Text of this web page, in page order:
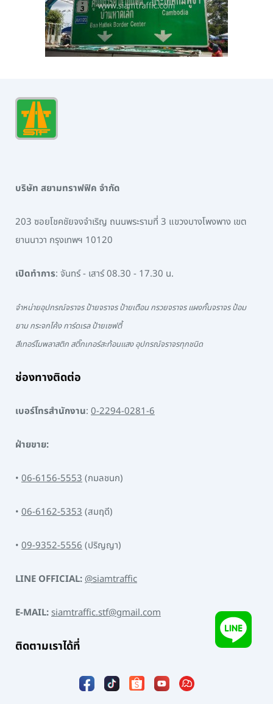
บริษัท สยามทราฟฟิค จำกัด
203 ซอยโชคชัยจงจำเริญ ถนนพระรามที่ 3 แขวงบางโพงพาง เขต
ยานนาวา กรุงเทพฯ 10120
เปิดทำการ: จันทร์ - เสาร์ 08.30 - 17.30 น.
จำหน่ายอุปกรณ์จราจร ป้ายจราจร ป้ายเตือน กรวยจราจร แผงกั้นจราจร ป้อม
ยาม กระจกโค้ง การ์ดเรล ป้ายเซฟตี้
สีเทอร์โมพลาสติก สติ๊กเกอร์สะท้อนแสง อุปกรณ์จราจรทุกชนิด
ช่องทางติดต่อ
เบอร์โทรสำนักงาน: 0-2294-0281-6
ฝ่ายขาย:
• 06-6156-5553(กมลชนก)
• 06-6162-5353(สมฤดี)
• 09-9352-5556(ปริญญา)
LINE OFFICIAL:@siamtraffic
E-MAIL:siamtraffic.stf@gmail.com
ติดตามเราได้ที่